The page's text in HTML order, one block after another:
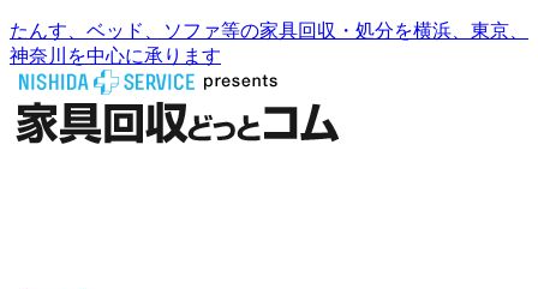
たんす、ベッド、ソファ等の家具回収・処分を横浜、東京、
神奈川を中心に承ります